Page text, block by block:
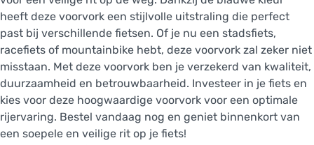
heeft deze voorvork een stijlvolle uitstraling die perfect
past bij verschillende fietsen. Of je nu een stadsfiets,
racefiets of mountainbike hebt, deze voorvork zal zeker niet
misstaan. Met deze voorvork ben je verzekerd van kwaliteit,
duurzaamheid en betrouwbaarheid. Investeer in je fiets en
kies voor deze hoogwaardige voorvork voor een optimale
rijervaring. Bestel vandaag nog en geniet binnenkort van
een soepele en veilige rit op je fiets!